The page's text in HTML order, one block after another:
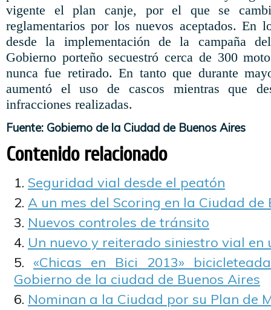
vigente el plan canje, por el que se
reglamentarios por los nuevos aceptados. En
desde la implementación de la campaña
Gobierno porteño secuestró cerca de 300
nunca fue retirado. En tanto que durante
aumentó el uso de cascos mientras que
infracciones realizadas.
Fuente: Gobierno de la Ciudad de Buenos Aires
Contenido relacionado
Seguridad vial desde el peatón
A un mes del Scoring en la Ciudad de
Nuevos controles de tránsito
Un nuevo y reiterado siniestro vial
«Chicas en Bici 2013»
Gobierno de la ciudad de Buenos Aires
Nominan a la Ciudad por su Plan de